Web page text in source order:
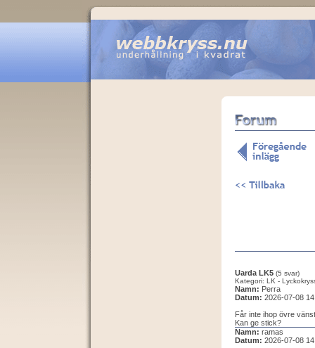
Uarda LK5 (5 svar)
Kategori: LK -
Namn: Perra
Datum: 2026-07-08
Får inte ihop övre
Kan ge stick?
Namn: ramas
Datum: 2026-07-08